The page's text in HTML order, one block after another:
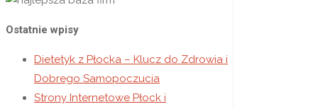
Ostatnie wpisy
Dietetyk z Płocka – Klucz do Zdrowia i
Dobrego Samopoczucia
Strony Internetowe Płock i